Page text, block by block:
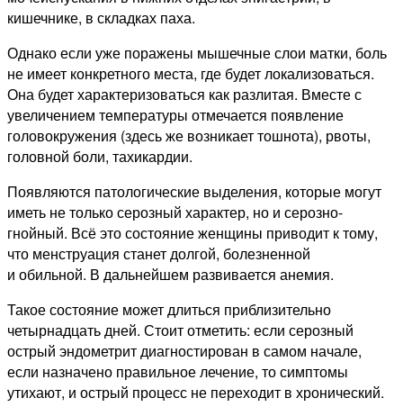
кишечнике, в складках паха.
Однако если уже поражены мышечные слои матки, боль
не имеет конкретного места, где будет локализоваться.
Она будет характеризоваться как разлитая. Вместе с
увеличением температуры отмечается появление
головокружения (здесь же возникает тошнота), рвоты,
головной боли, тахикардии.
Появляются патологические выделения, которые могут
иметь не только серозный характер, но и серозно-
гнойный. Всё это состояние женщины приводит к тому,
что менструация станет долгой, болезненной
и обильной. В дальнейшем развивается анемия.
Такое состояние может длиться приблизительно
четырнадцать дней. Стоит отметить: если серозный
острый эндометрит диагностирован в самом начале,
если назначено правильное лечение, то симптомы
утихают, и острый процесс не переходит в хронический.